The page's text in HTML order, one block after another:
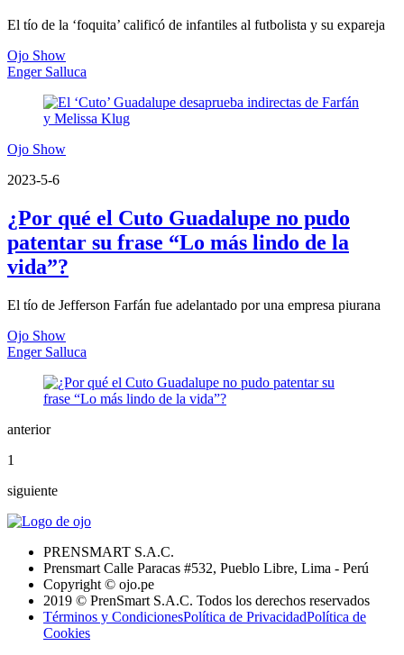
El tío de la ‘foquita’ calificó de infantiles al futbolista y su expareja
Ojo Show
Enger Salluca
Ojo Show
2023-5-6
¿Por qué el Cuto Guadalupe no pudo
patentar su frase “Lo más lindo de la
vida”?
El tío de Jefferson Farfán fue adelantado por una empresa piurana
Ojo Show
Enger Salluca
anterior
1
siguiente
PRENSMART S.A.C.
Prensmart Calle Paracas #532, Pueblo Libre, Lima - Perú
Copyright © ojo.pe
2019 © PrenSmart S.A.C. Todos los derechos reservados
Términos y CondicionesPolítica de PrivacidadPolítica de
Cookies